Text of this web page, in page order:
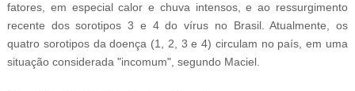
fatores, em especial calor e chuva intensos, e ao ressurgimento
recente dos sorotipos 3 e 4 do vírus no Brasil. Atualmente, os
quatro sorotipos da doença (1, 2, 3 e 4) circulam no país, em uma
situação considerada "incomum", segundo Maciel.